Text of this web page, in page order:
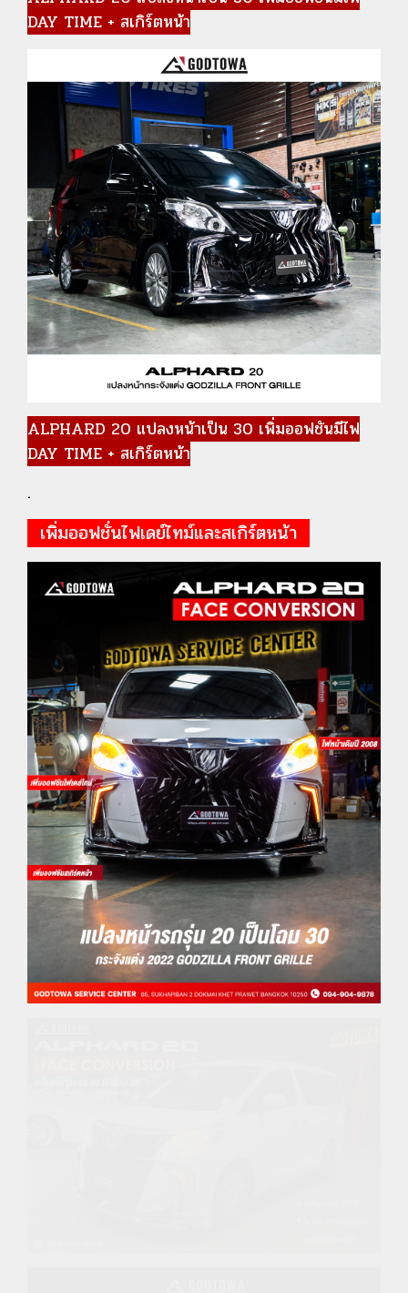
DAY TIME + สเกิร์ตหน้า
ALPHARD 20 แปลงหน้าเป็น 30 เพิ่มออฟชันมีไฟ
DAY TIME + สเกิร์ตหน้า
.
เพิ่มออฟชั่นไฟเดย์ไทม์และสเกิร์ตหน้า